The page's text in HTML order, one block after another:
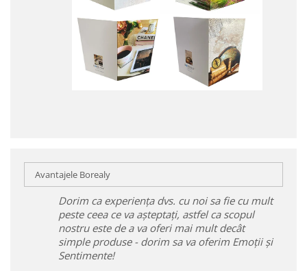
Avantajele Borealy
Dorim ca experiența dvs. cu noi sa fie cu mult
peste ceea ce va așteptați, astfel ca scopul
nostru este de a va oferi mai mult decât
simple produse - dorim sa va oferim Emoții și
Sentimente!